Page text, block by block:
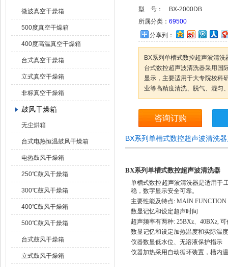
微波真空干燥箱
500度真空干燥箱
400度高温真空干燥箱
台式真空干燥箱
立式真空干燥箱
非标真空干燥箱
鼓风干燥箱
无尘烘箱
台式电热恒温鼓风干燥箱
电热鼓风干燥箱
250℃鼓风干燥箱
300℃鼓风干燥箱
400℃鼓风干燥箱
500℃鼓风干燥箱
台式鼓风干燥箱
立式鼓风干燥箱
型 号：
BX-2000DB
所属分类： 69500
分享到：
BX系列单槽式数控超声波清洗
台式数控超声波清洗器采用国
显示，主要适用于大专院校科
业等高精度清洗、脱气、混匀
咨询订购
BX系列单槽式数控超声波清洗
BX系列单槽式数控超声波清洗器
单槽式数控超声波清洗器是适用于
稳，数字显示安全可靠。
主要性能及特点: MAIN FUNCTION
数显记忆和设定超声时间
超声频率有两种: 25BXz、40BXz,
数显记忆和设定加热温度和实际温度
仪器数显低水位、无溶液保护指示
仪器加热采用自动循环装置，槽内